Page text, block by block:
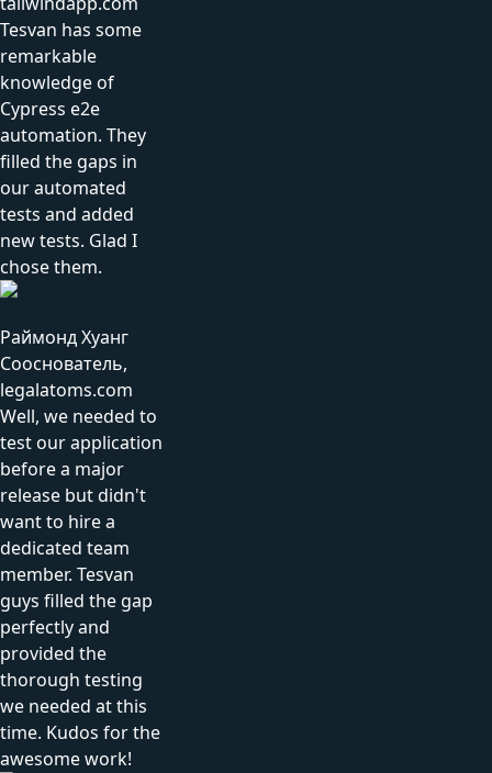
Tesvan has some
remarkable
knowledge of
Cypress e2e
automation. They
filled the gaps in
our automated
tests and added
new tests. Glad I
chose them.
Раймонд Хуанг
Сооснователь,
legalatoms.com
Well, we needed to
test our application
before a major
release but didn't
want to hire a
dedicated team
member. Tesvan
guys filled the gap
perfectly and
provided the
thorough testing
we needed at this
time. Kudos for the
awesome work!